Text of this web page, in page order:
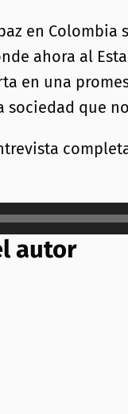
en
ahora al
en una
que
autor